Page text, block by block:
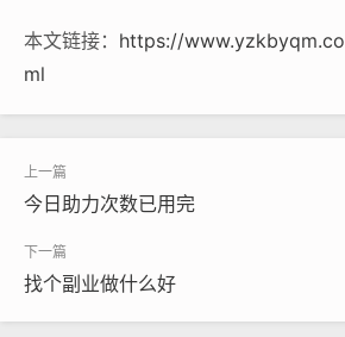
本文链接： https://
ml
今日助力次数已用完
找个副业做什么好